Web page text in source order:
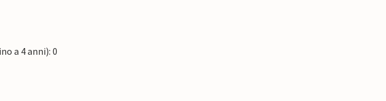
a 4 anni): 0